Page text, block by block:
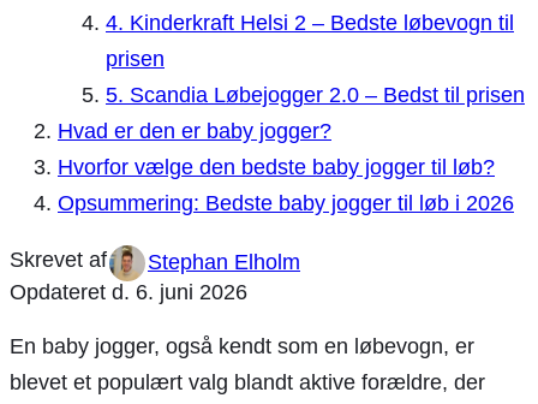
4. Kinderkraft Helsi 2 – Bedste løbevogn til
prisen
5. Scandia Løbejogger 2.0 – Bedst til prisen
Hvad er den er baby jogger?
Hvorfor vælge den bedste baby jogger til løb?
Opsummering: Bedste baby jogger til løb i 2026
Stephan Elholm
Opdateret d. 6. juni 2026
En baby jogger, også kendt som en løbevogn, er
blevet et populært valg blandt aktive forældre, der